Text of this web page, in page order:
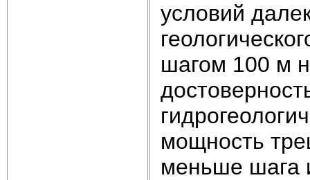
условий
шагом 100 м
мощность
меньше шага